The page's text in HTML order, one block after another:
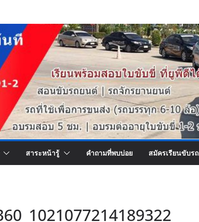
สาระหน้ารู้ คำถามที่พบบ่อย สมัครเรียนขับรถ